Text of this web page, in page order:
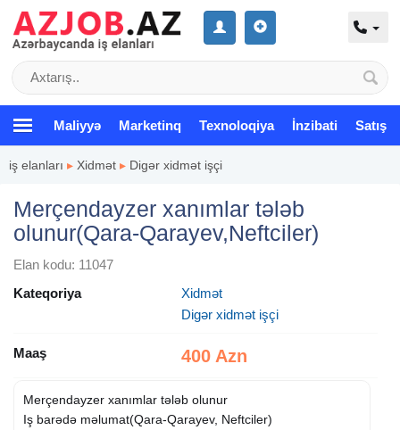
Maliyyə Marketinq Texnoloqiya İnzibati Satış
iş elanları ▸ Xidmət ▸ Digər xidmət işçi
Merçendayzer xanımlar tələb
olunur(Qara-Qarayev,Neftciler)
Elan kodu: 11047
Kateqoriya
Xidmət
Digər xidmət işçi
Maaş 400 Azn
Merçendayzer xanımlar tələb olunur
Iş barədə məlumat(Qara-Qarayev, Neftciler)